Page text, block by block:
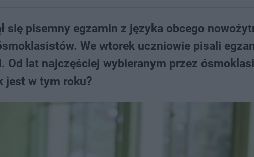
się pisemny egzamin z języka obcego
We wtorek uczniowie pisali
Od lat najczęściej wybieranym przez
jest w tym roku?